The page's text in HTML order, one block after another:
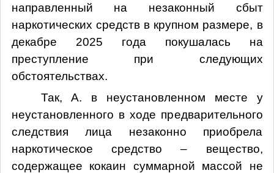
направленный на незаконный сбыт
наркотических средств в крупном размере, в
декабре 2025 года покушалась на
преступление при следующих
обстоятельствах.
Так, А. в неустановленном месте у
неустановленного в ходе предварительного
следствия лица незаконно приобрела
наркотическое средство – вещество,
содержащее кокаин суммарной массой не